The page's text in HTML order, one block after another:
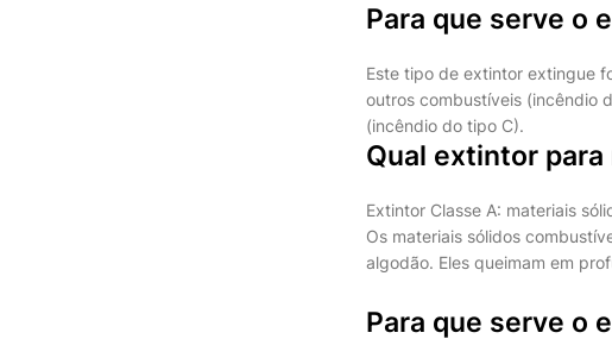
Para que serve o
Este tipo de extintor extingue
outros combustíveis (incêndio
(incêndio do tipo C).
Qual extintor para
Extintor Classe A: materiais
Os materiais sólidos
algodão. Eles queimam em
Para que serve o